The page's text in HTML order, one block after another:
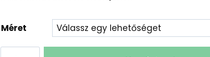
Méret